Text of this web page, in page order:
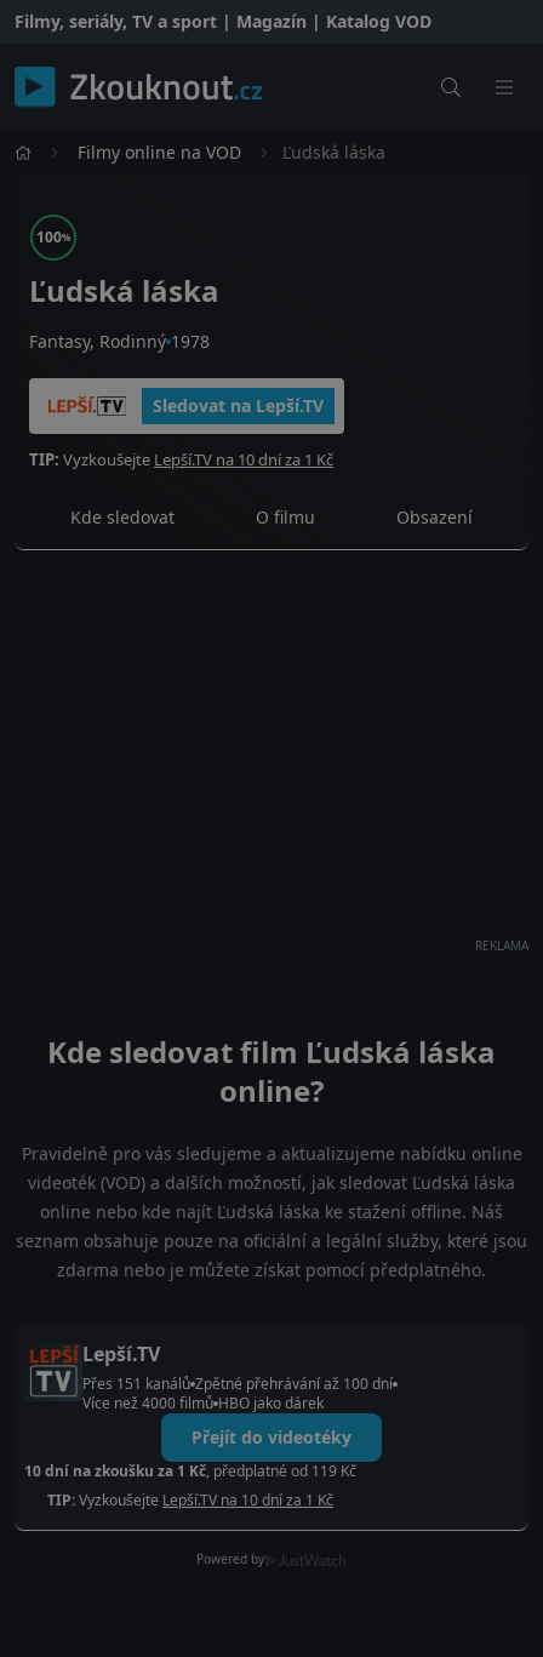
Filmy, seriály, TV a sport | Magazín | Katalog VOD
Filmy online na VOD Ľudská láska
100%
Ľudská láska
Fantasy, Rodinný 1978
Sledovat na Lepší.TV
TIP: Vyzkoušejte Lepší.TV na 10 dní za 1 Kč
Kde sledovat O filmu Obsazení
REKLAMA
Kde sledovat film Ľudská láska
online?
Pravidelně pro vás sledujeme a aktualizujeme nabídku online
videoték (VOD) a dalších možností, jak sledovat Ľudská láska
online nebo kde najít Ľudská láska ke stažení offline. Náš
seznam obsahuje pouze na oficiální a legální služby, které jsou
zdarma nebo je můžete získat pomocí předplatného.
Lepší.TV
Přes 151 kanálů Zpětné přehrávání až 100 dní
Více než 4000 filmů HBO jako dárek
Přejít do videotéky
10 dní na zkoušku za 1 Kč, předplatné od 119 Kč
TIP:Vyzkoušejte Lepší.TV na 10 dní za 1 Kč
Powered by